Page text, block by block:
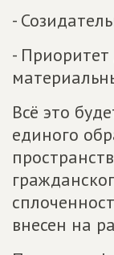
-
-
Всё это
единого
внесен на